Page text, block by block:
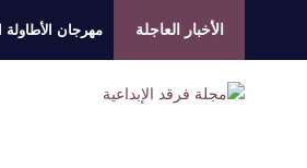
الأخبار العاجلة مهرجان